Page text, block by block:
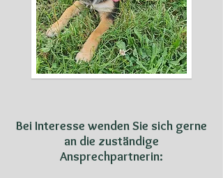
Bei Interesse wenden Sie sich gerne
an die zuständige
Ansprechpartnerin: